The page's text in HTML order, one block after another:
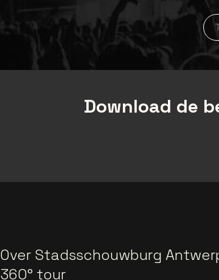
Download de
Over Stadsschouwburg
360° tour